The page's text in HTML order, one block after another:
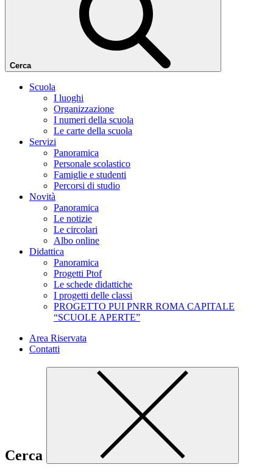
Cerca
Scuola
I luoghi
Organizzazione
I numeri della scuola
Le carte della scuola
Servizi
Panoramica
Personale scolastico
Famiglie e studenti
Percorsi di studio
Novità
Panoramica
Le notizie
Le circolari
Albo online
Didattica
Panoramica
Progetti Ptof
Le schede didattiche
I progetti delle classi
PROGETTO PUI PNRR ROMA CAPITALE
“SCUOLE APERTE”
Area Riservata
Contatti
Cerca